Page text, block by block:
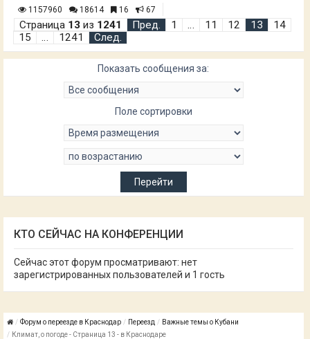
1157960 18614 16 67
Страница 13 из 1241 Пред. 1 … 11 12 13
14
15
… 1241 След.
Показать сообщения за:
Поле сортировки
КТО СЕЙЧАС НА КОНФЕРЕНЦИИ
Сейчас этот форум просматривают: нет
зарегистрированных пользователей и 1 гость
Форум о переезде в Краснодар Переезд
Важные темы о Кубани
Климат, о погоде - Страница 13 - в Краснодаре